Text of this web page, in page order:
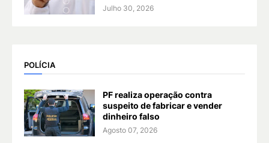
Julho 30, 2026
POLÍCIA
PF realiza operação contra
suspeito de fabricar e vender
dinheiro falso
Agosto 07, 2026